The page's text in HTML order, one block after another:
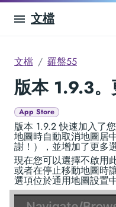
文檔
文檔 羅盤55
版本 1.9.3。
App Store
版本 1.9.2 快速加入了
地圖時自動取消地圖居
謝！），並增加了更多
現在您可以選擇不啟用
或者在停止移動地圖時
選項位於通用地圖設置